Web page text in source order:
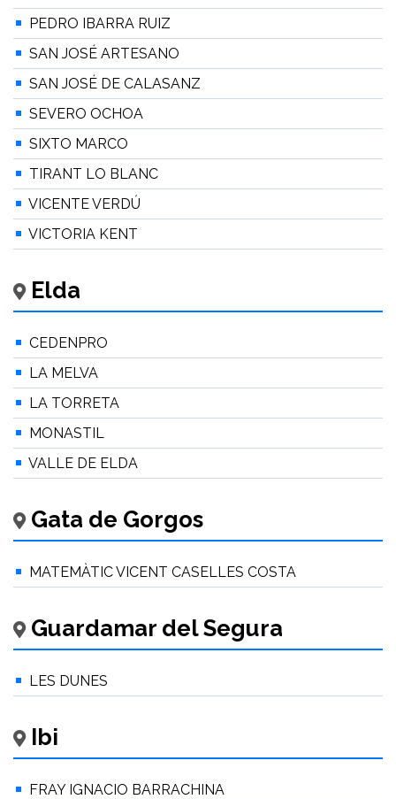
PEDRO IBARRA RUIZ
SAN JOSÉ ARTESANO
SAN JOSÉ DE CALASANZ
SEVERO OCHOA
SIXTO MARCO
TIRANT LO BLANC
VICENTE VERDÚ
VICTORIA KENT
Elda
CEDENPRO
LA MELVA
LA TORRETA
MONASTIL
VALLE DE ELDA
Gata de Gorgos
MATEMÀTIC VICENT CASELLES COSTA
Guardamar del Segura
LES DUNES
Ibi
FRAY IGNACIO BARRACHINA